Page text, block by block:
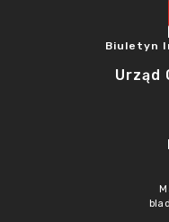
Biuletyn
Urząd